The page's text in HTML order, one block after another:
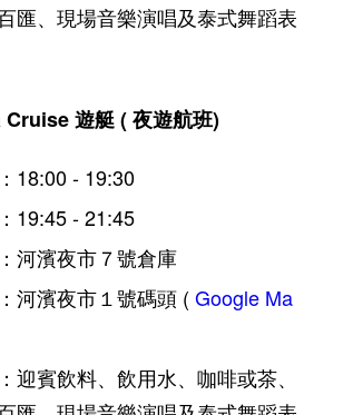
匯、現場音樂演唱及泰式舞蹈表
遊艇 ( 夜遊航班)
18:00 - 19:30
19:45 - 21:45
河濱夜市７號倉庫
河濱夜市１號碼頭 ( Google Ma
迎賓飲料、飲用水、咖啡或茶、
匯、現場音樂演唱及泰式舞蹈表